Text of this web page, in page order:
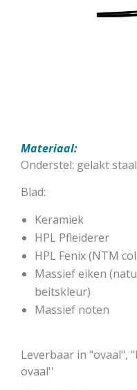
Materiaal:
Onderstel: gelakt staal
Blad:
Keramiek
HPL Pfleiderer
HPL Fenix (NTM
Massief eiken
beitskleur)
Massief noten
Leverbaar in "ovaal",
ovaal''